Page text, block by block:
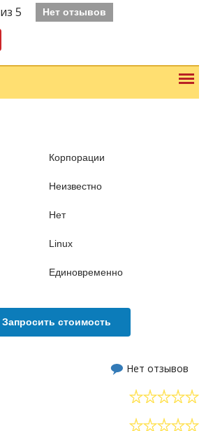
из 5 Нет отзывов
Корпорации
Неизвестно
Нет
Linux
Единовременно
Запросить стоимость
Нет отзывов